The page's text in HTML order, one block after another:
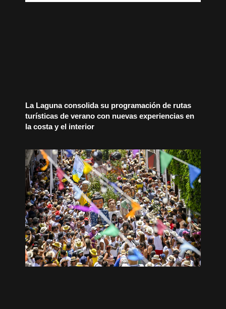
La Laguna consolida su programación de rutas
turísticas de verano con nuevas experiencias en
la costa y el interior